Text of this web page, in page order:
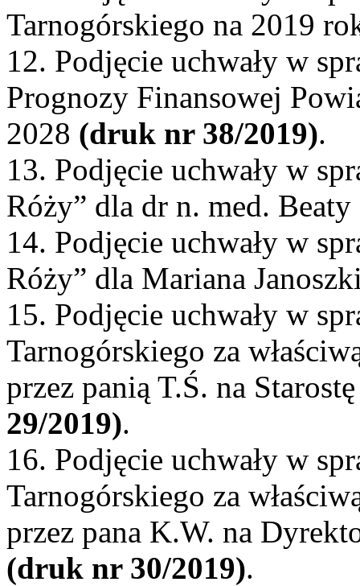
Tarnogórskiego na 2019
12. Podjęcie uchwały w
Prognozy Finansowej
2028 (druk nr 38/2019).
13. Podjęcie uchwały w
Róży” dla dr n. med.
14. Podjęcie uchwały w
Róży” dla Mariana
15. Podjęcie uchwały w
Tarnogórskiego za
przez panią T.Ś. na
29/2019).
16. Podjęcie uchwały w
Tarnogórskiego za
przez pana K.W. na
(druk nr 30/2019).